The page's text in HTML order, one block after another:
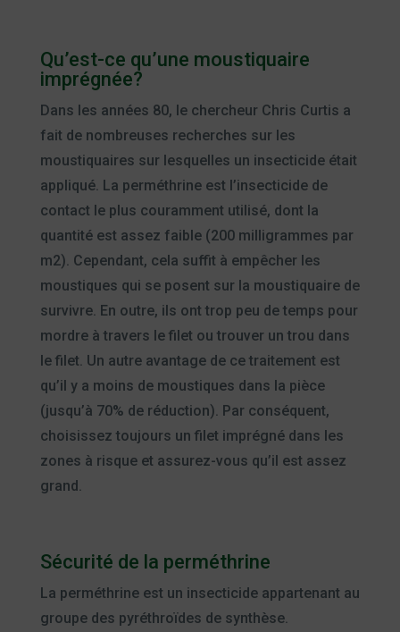
Qu’est-ce qu’une moustiquaire
imprégnée?
Dans les années 80, le chercheur Chris Curtis a
fait de nombreuses recherches sur les
moustiquaires sur lesquelles un insecticide était
appliqué. La perméthrine est l’insecticide de
contact le plus couramment utilisé, dont la
quantité est assez faible (200 milligrammes par
m2). Cependant, cela suffit à empêcher les
moustiques qui se posent sur la moustiquaire de
survivre. En outre, ils ont trop peu de temps pour
mordre à travers le filet ou trouver un trou dans
le filet. Un autre avantage de ce traitement est
qu’il y a moins de moustiques dans la pièce
(jusqu’à 70% de réduction). Par conséquent,
choisissez toujours un filet imprégné dans les
zones à risque et assurez-vous qu’il est assez
grand.
Sécurité de la perméthrine
La perméthrine est un insecticide appartenant au
groupe des pyréthroïdes de synthèse.